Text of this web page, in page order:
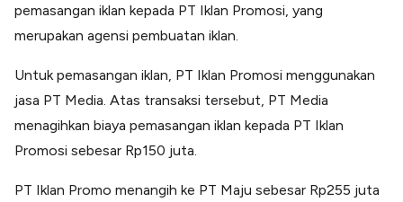
pemasangan iklan kepada PT Iklan Promosi, yang
merupakan agensi pembuatan iklan.
Untuk pemasangan iklan, PT Iklan Promosi menggunakan
jasa PT Media. Atas transaksi tersebut, PT Media
menagihkan biaya pemasangan iklan kepada PT Iklan
Promosi sebesar Rp150 juta.
PT Iklan Promo menangih ke PT Maju sebesar Rp255 juta